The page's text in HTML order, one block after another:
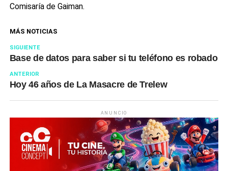
Comisaría de Gaiman.
MÁS NOTICIAS
SIGUIENTE
Base de datos para saber si tu teléfono es robado
ANTERIOR
Hoy 46 años de La Masacre de Trelew
ANUNCIO